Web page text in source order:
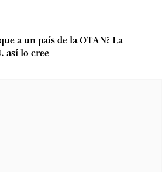
a un país de la OTAN? La
así lo cree